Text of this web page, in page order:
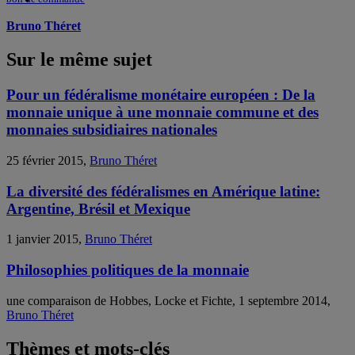
Bruno Théret
Sur le même sujet
Pour un fédéralisme monétaire européen : De la
monnaie unique à une monnaie commune et des
monnaies subsidiaires nationales
25 février 2015, Bruno Théret
La diversité des fédéralismes en Amérique latine:
Argentine, Brésil et Mexique
1 janvier 2015, Bruno Théret
Philosophies politiques de la monnaie
une comparaison de Hobbes, Locke et Fichte, 1 septembre 2014,
Bruno Théret
Thèmes et mots-clés